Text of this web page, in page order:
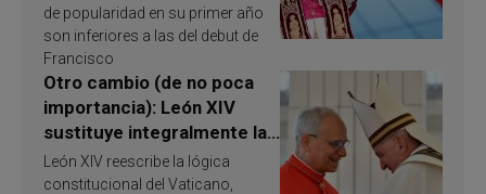
investigación
de popularidad en su primer año
son inferiores a las del debut de
Francisco
Otro cambio (de no poca
importancia): León XIV
sustituye integralmente la
ley vaticana de Papa
Francisco
León XIV reescribe la lógica
constitucional del Vaticano,